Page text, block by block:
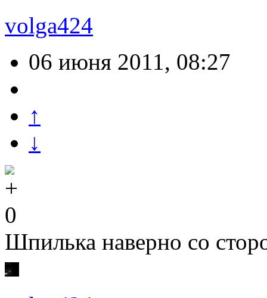
volga424
06 июня 2011, 08:27
↑
↓
0
Шпилька наверно со